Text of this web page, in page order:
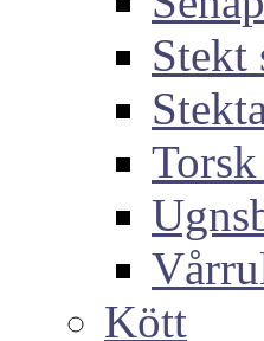
Stekt
Kött